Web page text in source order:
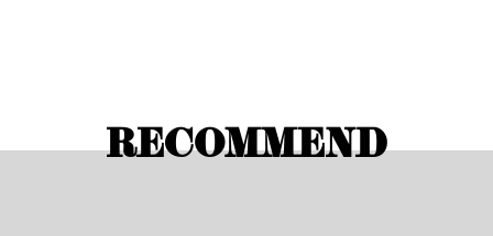
RECOMMEND